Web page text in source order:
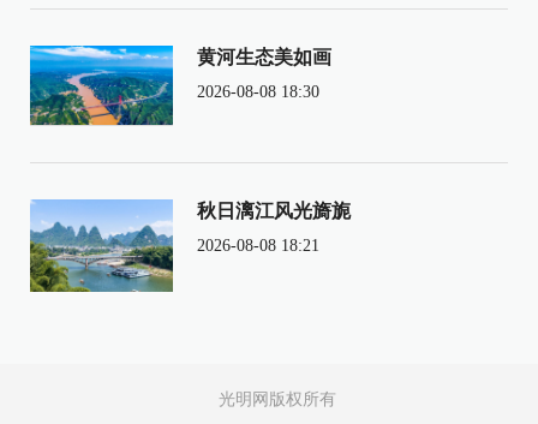
黄河生态美如画
2026-08-08 18:30
秋日漓江风光旖旎
2026-08-08 18:21
光明网版权所有